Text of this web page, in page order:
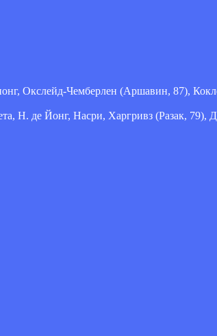
Окслейд-Чемберлен (Аршавин, 87),
Н. де Йонг, Насри, Харгривз (Разак, 79),